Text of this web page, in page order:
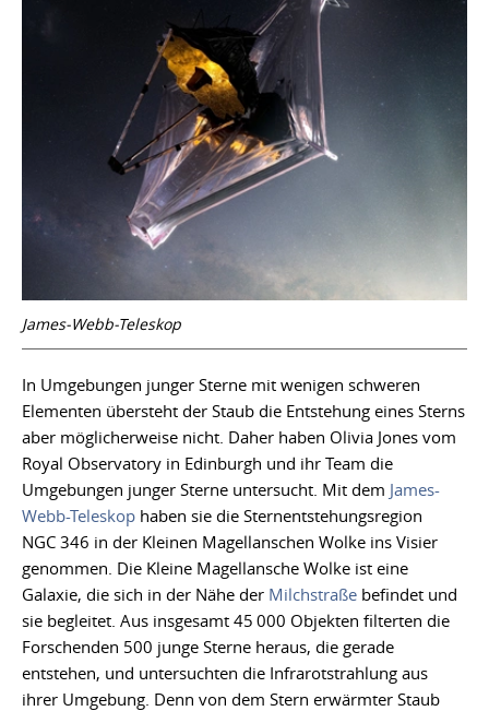
James-Webb-Teleskop
In Umgebungen junger Sterne mit wenigen schweren
Elementen übersteht der Staub die Entstehung eines Sterns
aber möglicherweise nicht. Daher haben Olivia Jones vom
Royal Observatory in Edinburgh und ihr Team die
Umgebungen junger Sterne untersucht. Mit dem James-
Webb-Teleskop haben sie die Sternentstehungsregion
NGC 346 in der Kleinen Magellanschen Wolke ins Visier
genommen. Die Kleine Magellansche Wolke ist eine
Galaxie, die sich in der Nähe der Milchstraße befindet und
sie begleitet. Aus insgesamt 45 000 Objekten filterten die
Forschenden 500 junge Sterne heraus, die gerade
entstehen, und untersuchten die Infrarotstrahlung aus
ihrer Umgebung. Denn von dem Stern erwärmter Staub